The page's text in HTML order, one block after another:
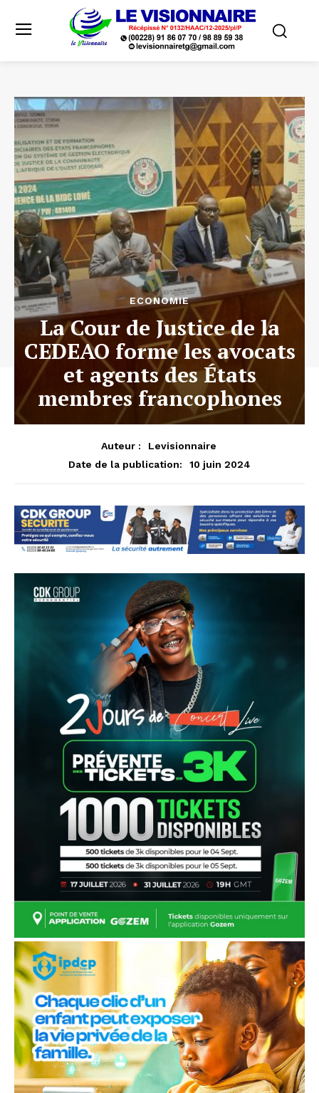
ECONOMIE
La Cour de Justice de la
CEDEAO forme les avocats
et agents des États
membres francophones
Auteur :
Levisionnaire
Date de la publication:
10 juin 2024